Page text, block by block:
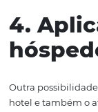
hospedagem
diversas
soluções
comissões por